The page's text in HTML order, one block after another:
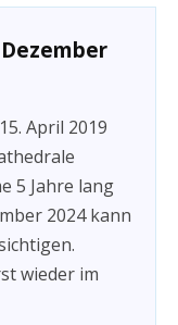
April 2019
5 Jahre lang
2024 kann
wieder im